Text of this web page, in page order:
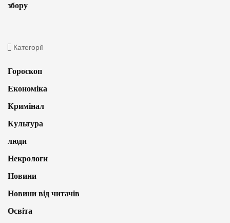
збору
Категорії
Гороскоп
Економіка
Кримінал
Культура
люди
Некрологи
Новини
Новини від читачів
Освіта